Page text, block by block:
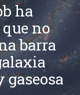
ha
no
barra
gaseosa